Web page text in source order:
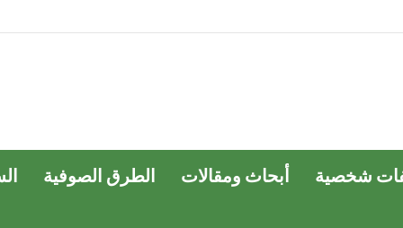
شخصية أبحاث ومقالات الطرق الصوفية